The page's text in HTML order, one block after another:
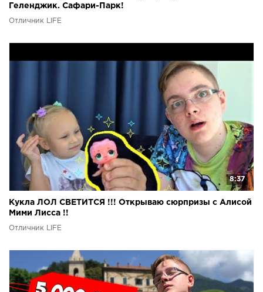
Геленджик. Сафари-Парк!
Отличник LIFE
8:37
Кукла ЛОЛ СВЕТИТСЯ !!! Открываю сюрпризы с Алисой
Мими Лисса !!
Отличник LIFE